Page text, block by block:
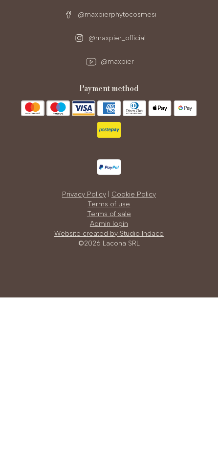
@maxpierphytocosmesi
@maxpier_official
@maxpier
payment method
Privacy Policy| Cookie Policy
Terms of use
Terms of sale
Admin login
Website created by Studio Indaco
©2026 Lacona SRL